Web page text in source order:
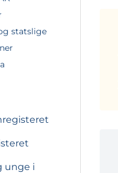
statslige
unge i